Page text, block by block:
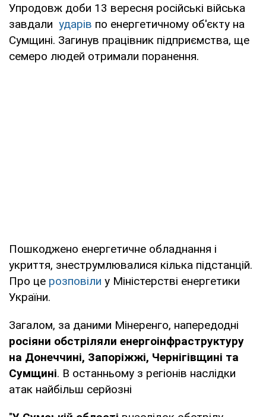
Упродовж доби 13 вересня російські війська
завдали ударів по енергетичному об'єкту на
Сумщині. Загинув працівник підприємства, ще
семеро людей отримали поранення.
Пошкоджено енергетичне обладнання і
укриття, знеструмлювалися кілька підстанцій.
Про це розповіли у Міністерстві енергетики
України.
Загалом, за даними Мінеренго, напередодні
росіяни обстріляли енергоінфраструктуру
на Донеччині, Запоріжжі, Чернігівщині та
Сумщині. В останньому з регіонів наслідки
атак найбільш серйозні